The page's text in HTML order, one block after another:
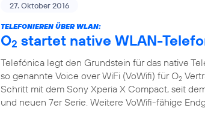
27. Oktober 2016
TELEFONIEREN ÜBER WLAN:
O2 startet native WLAN-
Telefónica legt den Grundstein für das native
so genannte Voice over WiFi (VoWifi) für O2
Schritt mit dem Sony Xperia X Compact, seit
und neuen 7er Serie. Weitere VoWifi-fähige